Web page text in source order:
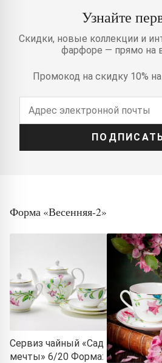
Узнайте
Скидки, новые коллекции и
фарфоре — прямо на
Промокод на скидку 10%
Форма «Весенняя-2»
Сервиз чайный «Сад
мечты» 6/20 Форма: